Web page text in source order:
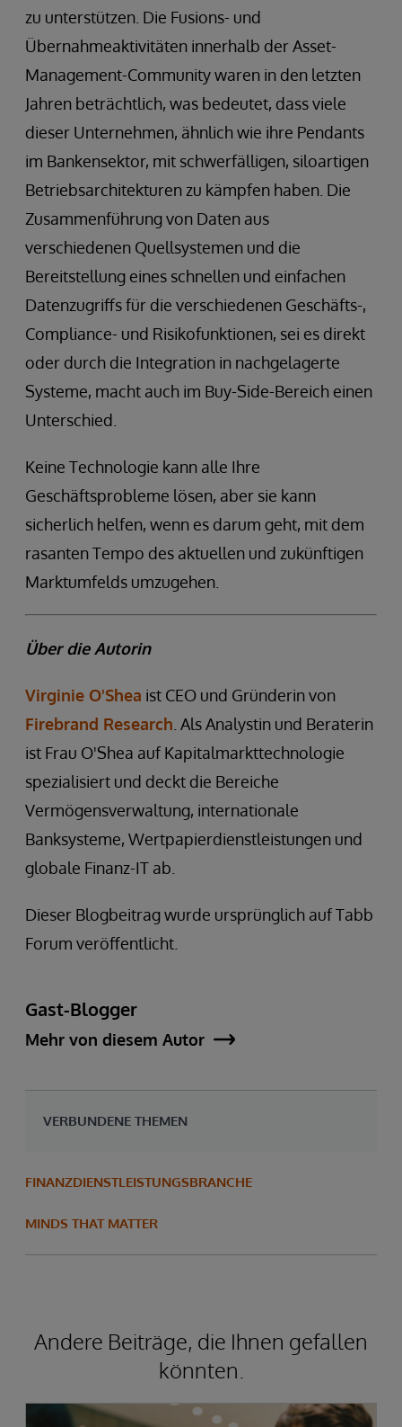
zu unterstützen. Die Fusions- und
Übernahmeaktivitäten innerhalb der Asset-
Management-Community waren in den letzten
Jahren beträchtlich, was bedeutet, dass viele
dieser Unternehmen, ähnlich wie ihre Pendants
im Bankensektor, mit schwerfälligen, siloartigen
Betriebsarchitekturen zu kämpfen haben. Die
Zusammenführung von Daten aus
verschiedenen Quellsystemen und die
Bereitstellung eines schnellen und einfachen
Datenzugriffs für die verschiedenen Geschäfts-,
Compliance- und Risikofunktionen, sei es direkt
oder durch die Integration in nachgelagerte
Systeme, macht auch im Buy-Side-Bereich einen
Unterschied.
Keine Technologie kann alle Ihre
Geschäftsprobleme lösen, aber sie kann
sicherlich helfen, wenn es darum geht, mit dem
rasanten Tempo des aktuellen und zukünftigen
Marktumfelds umzugehen.
Über die Autorin
Virginie O'Shea ist CEO und Gründerin von
Firebrand Research . Als Analystin und Beraterin
ist Frau O'Shea auf Kapitalmarkttechnologie
spezialisiert und deckt die Bereiche
Vermögensverwaltung, internationale
Banksysteme, Wertpapierdienstleistungen und
globale Finanz-IT ab.
Dieser Blogbeitrag wurde ursprünglich auf Tabb
Forum veröffentlicht.
Gast-Blogger
Mehr von diesem Autor
VERBUNDENE THEMEN
FINANZDIENSTLEISTUNGSBRANCHE
MINDS THAT MATTER
Andere Beiträge, die Ihnen gefallen
könnten.